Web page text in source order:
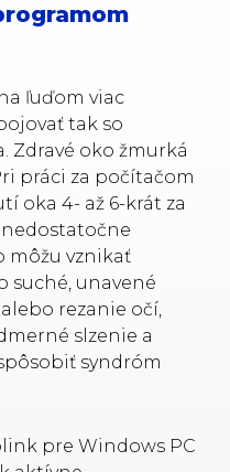
ľuďom viac
tak so
Zdravé oko žmurká
práci za počítačom
oka 4- až 6-krát za
môžu vznikať
suché, unavené
rezanie očí,
slzenie a
syndróm
pre Windows PC